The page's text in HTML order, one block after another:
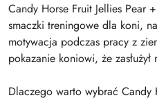
Candy Horse Fruit Jellies Pear
smaczki treningowe dla koni,
motywacja podczas pracy z
pokazanie koniowi, że
Dlaczego warto wybrać Candy